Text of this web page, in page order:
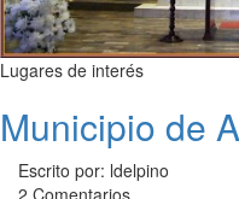
Lugares de interés
Municipio de
Escrito por: ldelpino